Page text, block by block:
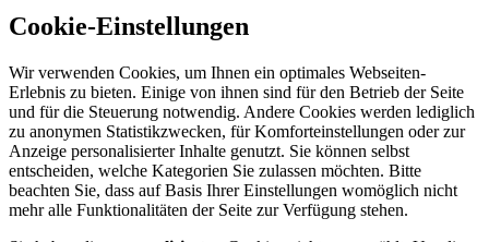
Cookie-Einstellungen
Wir verwenden Cookies, um Ihnen ein optimales Webseiten-
Erlebnis zu bieten. Einige von ihnen sind für den Betrieb der Seite
und für die Steuerung notwendig. Andere Cookies werden lediglich
zu anonymen Statistikzwecken, für Komforteinstellungen oder zur
Anzeige personalisierter Inhalte genutzt. Sie können selbst
entscheiden, welche Kategorien Sie zulassen möchten. Bitte
beachten Sie, dass auf Basis Ihrer Einstellungen womöglich nicht
mehr alle Funktionalitäten der Seite zur Verfügung stehen.